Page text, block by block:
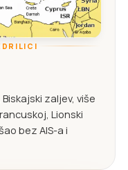
zaljev, više
Lionski
bez AIS-a i